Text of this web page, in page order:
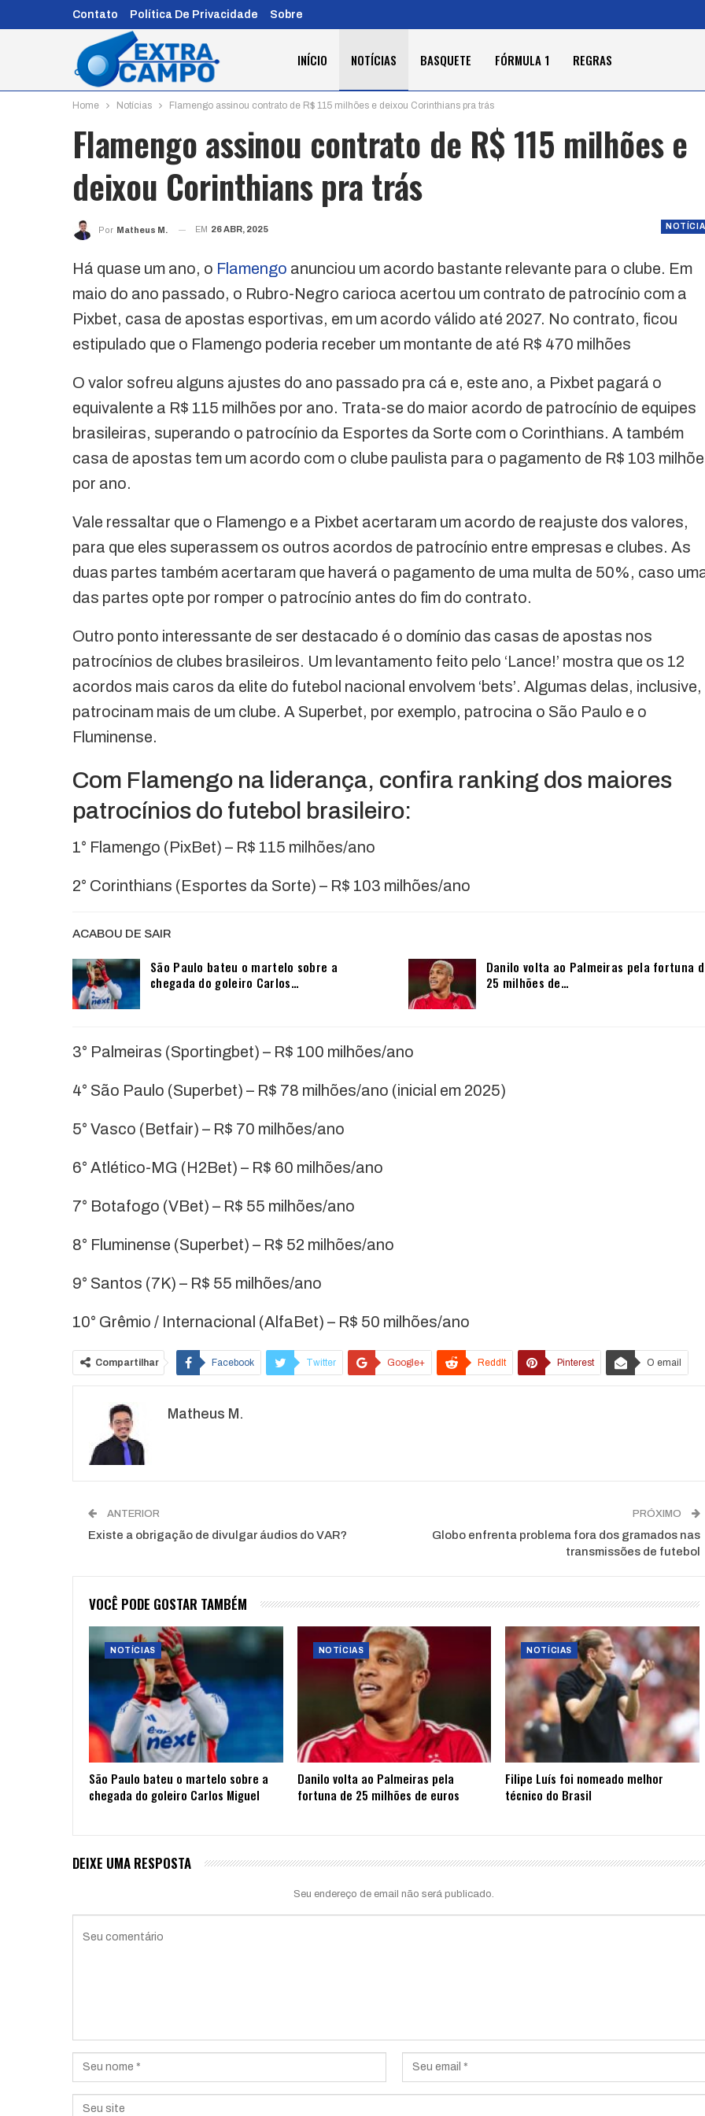
Contato Política De Privacidade Sobre
INÍCIO NOTÍCIAS BASQUETE FÓRMULA 1 REGRAS
Home Notícias Flamengo assinou contrato de R$ 115 milhões e deixou Corinthians pra trás
Flamengo assinou contrato de R$ 115 milhões e
deixou Corinthians pra trás
Por Matheus M. EM 26 ABR, 2025
Há quase um ano, o Flamengo anunciou um acordo bastante relevante para o clube. Em
maio do ano passado, o Rubro-Negro carioca acertou um contrato de patrocínio com a
Pixbet, casa de apostas esportivas, em um acordo válido até 2027. No contrato, ficou
estipulado que o Flamengo poderia receber um montante de até R$ 470 milhões
O valor sofreu alguns ajustes do ano passado pra cá e, este ano, a Pixbet pagará o
equivalente a R$ 115 milhões por ano. Trata-se do maior acordo de patrocínio de equipes
brasileiras, superando o patrocínio da Esportes da Sorte com o Corinthians. A também
casa de apostas tem um acordo com o clube paulista para o pagamento de R$ 103
por ano.
Vale ressaltar que o Flamengo e a Pixbet acertaram um acordo de reajuste dos valores,
para que eles superassem os outros acordos de patrocínio entre empresas e clubes. As
duas partes também acertaram que haverá o pagamento de uma multa de 50%, caso
das partes opte por romper o patrocínio antes do fim do contrato.
Outro ponto interessante de ser destacado é o domínio das casas de apostas nos
patrocínios de clubes brasileiros. Um levantamento feito pelo ‘Lance!’ mostra que os 12
acordos mais caros da elite do futebol nacional envolvem ‘bets’. Algumas delas, inclusive,
patrocinam mais de um clube. A Superbet, por exemplo, patrocina o São Paulo e o
Fluminense.
Com Flamengo na liderança, confira ranking dos maiores
patrocínios do futebol brasileiro:
1° Flamengo (PixBet) – R$ 115 milhões/ano
2° Corinthians (Esportes da Sorte) – R$ 103 milhões/ano
ACABOU DE SAIR
São Paulo bateu o martelo sobre a
chegada do goleiro Carlos…
Danilo volta ao Palmeiras pela fortuna
25 milhões de…
3° Palmeiras (Sportingbet) – R$ 100 milhões/ano
4° São Paulo (Superbet) – R$ 78 milhões/ano (inicial em 2025)
5° Vasco (Betfair) – R$ 70 milhões/ano
6° Atlético-MG (H2Bet) – R$ 60 milhões/ano
7° Botafogo (VBet) – R$ 55 milhões/ano
8° Fluminense (Superbet) – R$ 52 milhões/ano
9° Santos (7K) – R$ 55 milhões/ano
10° Grêmio / Internacional (AlfaBet) – R$ 50 milhões/ano
Compartilhar Facebook Twitter Google+ ReddIt Pinterest O email
Matheus M.
ANTERIOR
Existe a obrigação de divulgar áudios do VAR?
PRÓXIMO
Globo enfrenta problema fora dos gramados nas
transmissões de futebol
VOCÊ PODE GOSTAR TAMBÉM
NOTÍCIAS
São Paulo bateu o martelo sobre a
chegada do goleiro Carlos Miguel
NOTÍCIAS
Danilo volta ao Palmeiras pela
fortuna de 25 milhões de euros
NOTÍCIAS
Filipe Luís foi nomeado melhor
técnico do Brasil
DEIXE UMA RESPOSTA
Seu endereço de email não será publicado.